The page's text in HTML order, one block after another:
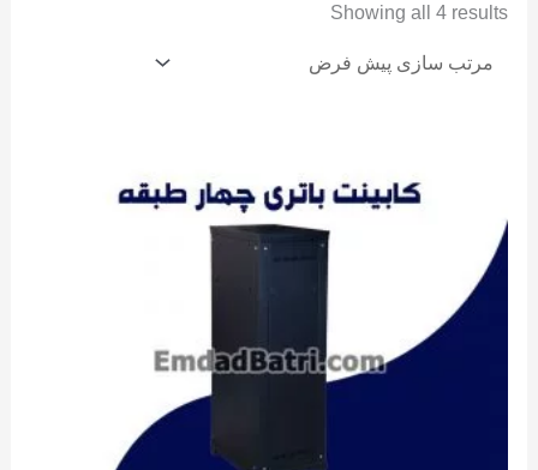
Showing all 4 results